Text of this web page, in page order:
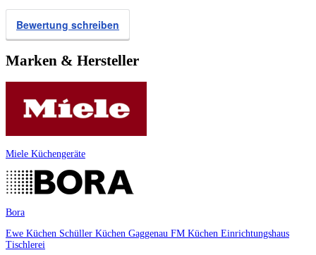
Bewertung schreiben
Marken & Hersteller
Miele Küchengeräte
Bora
Ewe Küchen Schüller Küchen Gaggenau FM Küchen Einrichtungshaus
Tischlerei